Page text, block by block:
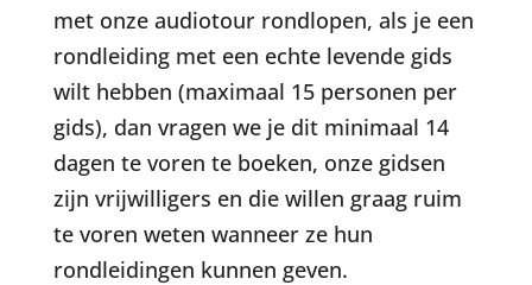
met onze audiotour rondlopen, als je een
rondleiding met een echte levende gids
wilt hebben (maximaal 15 personen per
gids), dan vragen we je dit minimaal 14
dagen te voren te boeken, onze gidsen
zijn vrijwilligers en die willen graag ruim
te voren weten wanneer ze hun
rondleidingen kunnen geven.